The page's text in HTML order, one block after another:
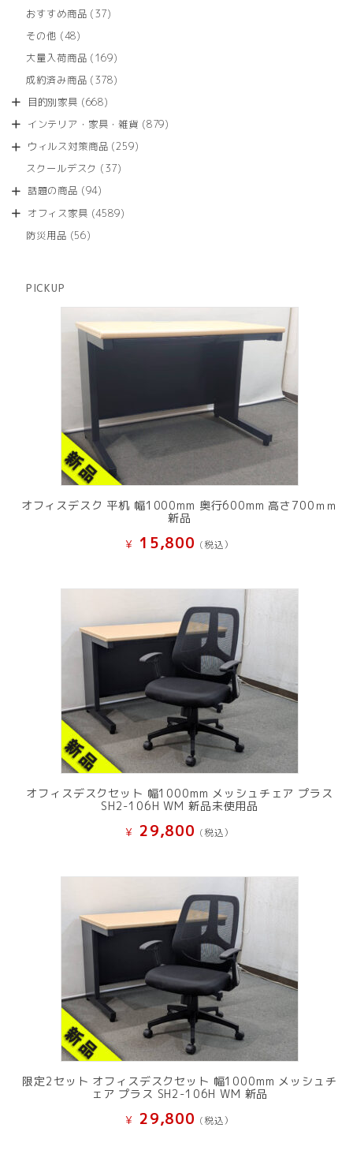
商
の
商
おすすめ商品 3737
商
その他 4848
の
商
大量入荷商品 169169
の
成約済み商品 378378
商
目的別家具 668668
の
商
インテリア・家具・雑貨 879879
ウィルス対策商品 259259
スクールデスク 3737
商
話題の商品 9494
の
オフィス家具 45894589
防災用品 5656
PICKUP
オフィスデスク 平机 幅1000mm 奥行600mm 高さ700ｍｍ
新品
¥ 15,800 (税込）
オフィスデスクセット 幅1000mm メッシュチェア プラス
SH2-106H WM 新品未使用品
¥ 29,800 (税込）
限定2セット オフィスデスクセット 幅1000mm メッシュチ
ェア プラス SH2-106H WM 新品
¥ 29,800 (税込）